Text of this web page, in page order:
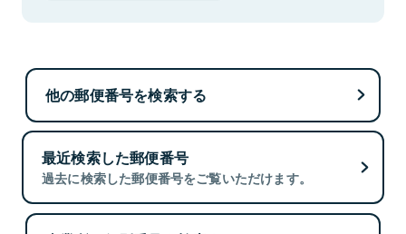
他の郵便番号を検索する
最近検索した郵便番号
過去に検索した郵便番号をご覧いただけます。